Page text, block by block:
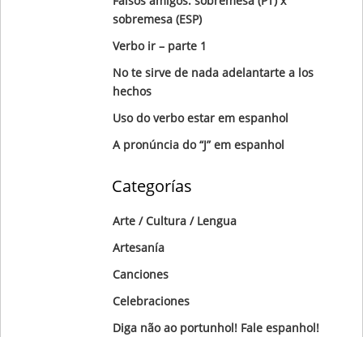
sobremesa (ESP)
Verbo ir – parte 1
No te sirve de nada adelantarte a los
hechos
Uso do verbo estar em espanhol
A pronúncia do “J” em espanhol
Categorías
Arte / Cultura / Lengua
Artesanía
Canciones
Celebraciones
Diga não ao portunhol! Fale espanhol!